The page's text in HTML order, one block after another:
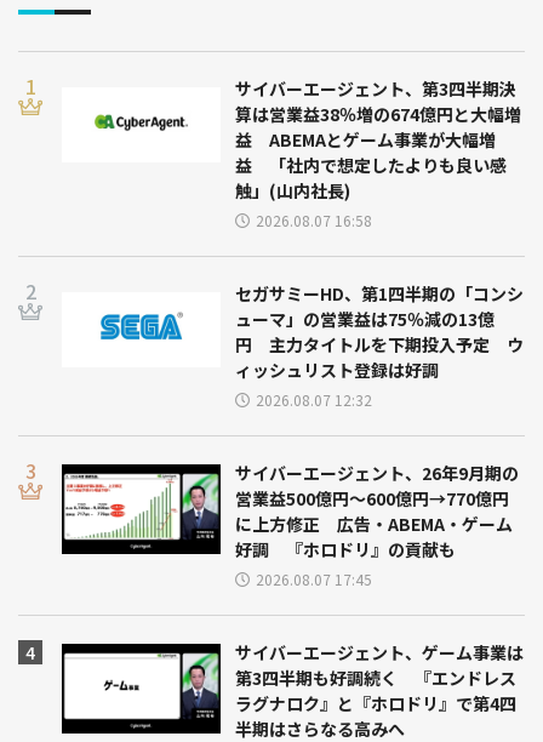
サイバーエージェント、第3四半期決
算は営業益38％増の674億円と大幅増
益 ABEMAとゲーム事業が大幅増
益 「社内で想定したよりも良い感
触」(山内社長)
2026.08.07 16:58
セガサミーHD、第1四半期の「コンシ
ューマ」の営業益は75％減の13億
円 主力タイトルを下期投入予定 ウ
ィッシュリスト登録は好調
2026.08.07 12:32
サイバーエージェント、26年9月期の
営業益500億円～600億円→770億円
に上方修正 広告・ABEMA・ゲーム
好調 『ホロドリ』の貢献も
2026.08.07 17:45
サイバーエージェント、ゲーム事業は
第3四半期も好調続く 『エンドレス
ラグナロク』と『ホロドリ』で第4四
半期はさらなる高みへ